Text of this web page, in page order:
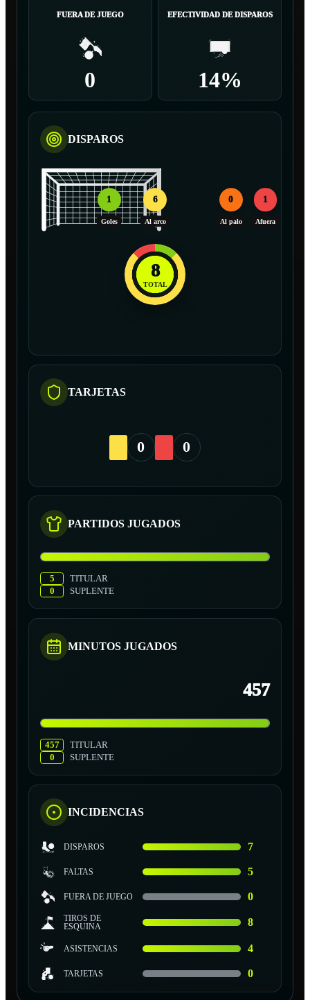
FUERA DE JUEGO
0
EFECTIVIDAD DE DISPAROS
14%
DISPAROS
1
Goles
6
Al arco
0
Al palo
1
Afuera
8
TOTAL
TARJETAS
0 0
PARTIDOS JUGADOS
5
TITULAR
0
SUPLENTE
MINUTOS JUGADOS
457
457
TITULAR
0
SUPLENTE
INCIDENCIAS
DISPAROS 7
FALTAS 5
FUERA DE JUEGO 0
TIROS DE
ESQUINA
8
ASISTENCIAS 4
TARJETAS 0